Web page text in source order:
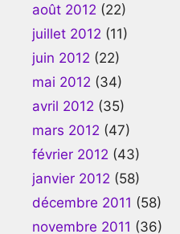
août 2012 (22)
juillet 2012 (11)
juin 2012 (22)
mai 2012 (34)
avril 2012 (35)
mars 2012 (47)
février 2012 (43)
janvier 2012 (58)
décembre 2011 (58)
novembre 2011 (36)